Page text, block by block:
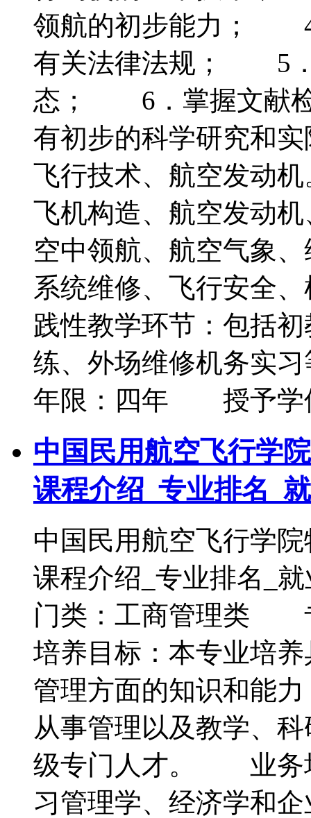
领航的初步能力； 4
有关法律法规； 5．
态； 6．掌握文献检
有初步的科学研究和
飞行技术、航空发动
飞机构造、航空发动
空中领航、航空气象
系统维修、飞行安全
践性教学环节：包括
练、外场维修机务实
年限：四年 授予学
中国民用航空飞行学
课程介绍_专业排名_
中国民用航空飞行学
课程介绍_专业排
门类：工商管理类
培养目标：本专业培
管理方面的知识和能
从事管理以及教学、
级专门人才。 业务
习管理学、经济学和